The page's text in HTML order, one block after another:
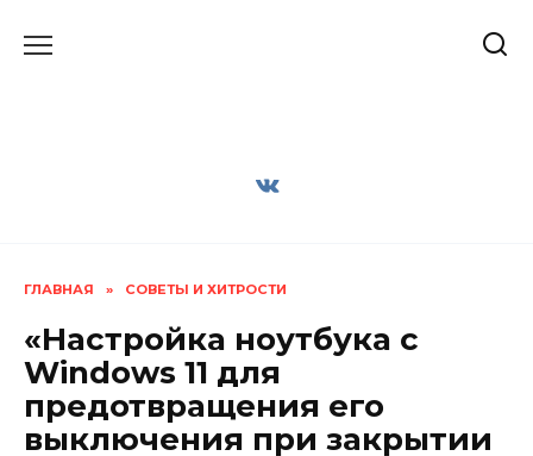
ГЛАВНАЯ » СОВЕТЫ И ХИТРОСТИ
«Настройка ноутбука с
Windows 11 для
предотвращения его
выключения при закрытии